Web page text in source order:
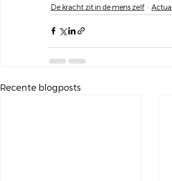
De kracht zit in de mens zelf
Recente blogposts